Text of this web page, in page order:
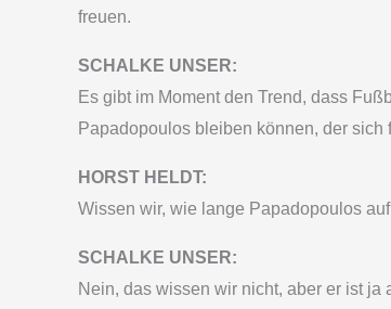
freuen.
SCHALKE UNSER:
Es gibt im Moment den Trend, dass
Papadopoulos bleiben können, der sich
HORST HELDT:
Wissen wir, wie lange Papadopoulos
SCHALKE UNSER:
Nein, das wissen wir nicht, aber er ist ja